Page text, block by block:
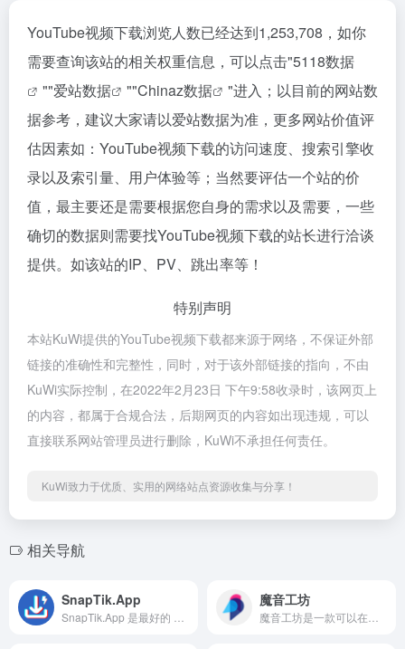
YouTube视频下载浏览人数已经达到1,253,708，如你
需要查询该站的相关权重信息，可以点击"5118数据
""爱站数据 ""Chinaz数据
"进入；以目前的网站数
据参考，建议大家请以爱站数据为准，更多网站价值评
估因素如：YouTube视频下载的访问速度、搜索引擎收
录以及索引量、用户体验等；当然要评估一个站的价
值，最主要还是需要根据您自身的需求以及需要，一些
确切的数据则需要找YouTube视频下载的站长进行洽谈
提供。如该站的IP、PV、跳出率等！
特别声明
本站KuWi提供的YouTube视频下载都来源于网络，不保证外部
链接的准确性和完整性，同时，对于该外部链接的指向，不由
KuWi实际控制，在2022年2月23日 下午9:58收录时，该网页上
的内容，都属于合规合法，后期网页的内容如出现违规，可以
直接联系网站管理员进行删除，KuWi不承担任何责任。
KuWi致力于优质、实用的网络站点资源收集与分享！
相关导航
SnapTik.App 魔音工坊